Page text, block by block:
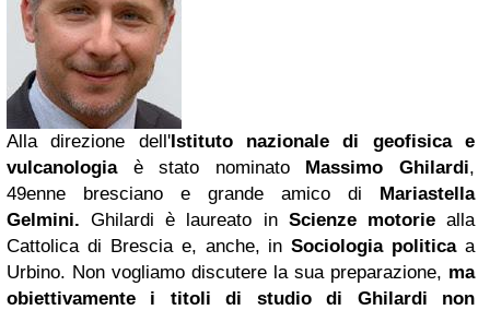
Alla direzione dell'Istituto nazionale di geofisica e
vulcanologia è stato nominato Massimo Ghilardi,
49enne bresciano e grande amico di Mariastella
Gelmini.Ghilardi è laureato in Scienze motoriealla
Cattolica di Brescia e, anche, inSociologia politica a
Urbino. Non vogliamo discutere la sua preparazione, ma
obiettivamente i titoli di studio di Ghilardi non